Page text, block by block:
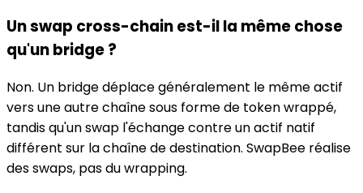
Un swap cross-chain est-il la même chose
qu'un bridge ?
Non. Un bridge déplace généralement le même actif
vers une autre chaîne sous forme de token wrappé,
tandis qu'un swap l'échange contre un actif natif
différent sur la chaîne de destination. SwapBee réalise
des swaps, pas du wrapping.